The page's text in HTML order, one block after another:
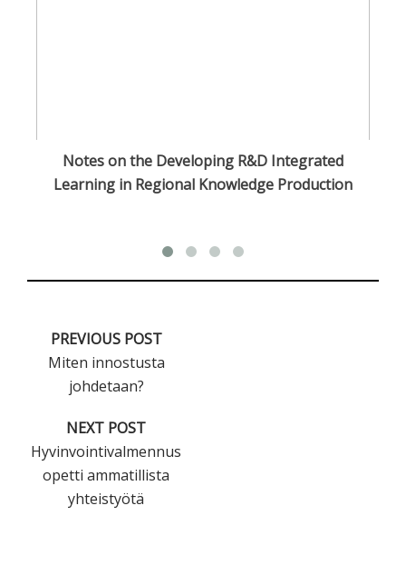
Notes on the Developing R&D Integrated
Learning in Regional Knowledge Production
PREVIOUS POST
Miten innostusta
johdetaan?
NEXT POST
Hyvinvointivalmennus
opetti ammatillista
yhteistyötä